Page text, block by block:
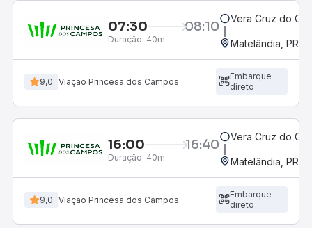
07:30 08:10
Duração: 40m
Vera Cruz do
Matelândia, PR -
9,0 Viação Princesa dos Campos
Embarque
direto
16:00 16:40
Duração: 40m
Vera Cruz do
Matelândia, PR -
9,0 Viação Princesa dos Campos
Embarque
direto